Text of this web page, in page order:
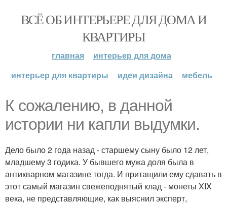
ВСЁ ОБ ИНТЕРЬЕРЕ ДЛЯ ДОМА И
КВАРТИРЫ
главная
интерьер для дома
интерьер для квартиры
идеи дизайна мебель
К сожалению, в данной
истории ни капли выдумки.
Дело было 2 года назад - старшему сыну было 12 лет,
младшему 3 годика. У бывшего мужа доля была в
антикварном магазине тогда. И притащили ему сдавать в
этот самый магазин свежеподнятый клад - монеты XIX
века, не представляющие, как выяснил эксперт,